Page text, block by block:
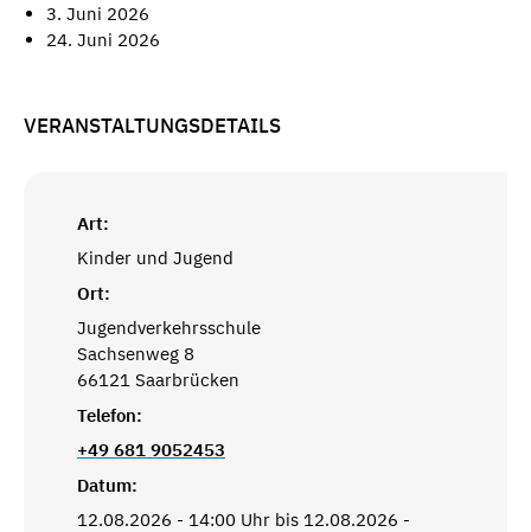
3. Juni 2026
24. Juni 2026
VERANSTALTUNGSDETAILS
Art:
Kinder und Jugend
Ort:
Jugendverkehrsschule
Sachsenweg 8
66121 Saarbrücken
Telefon:
+49 681 9052453
Datum:
12.08.2026 - 14:00 Uhr bis 12.08.2026 -